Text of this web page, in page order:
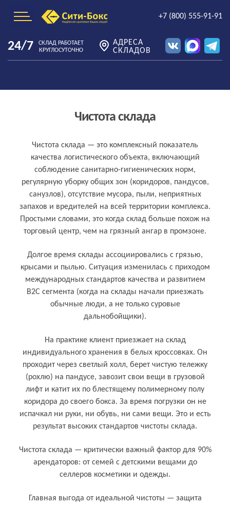
+7 (800) 555-91-91
24/7
СКЛАД РАБОТАЕТ
КРУГЛОСУТОЧНО
АДРЕСА
СКЛАДОВ
Чистота склада
Что такое чистота склада простыми
словами
Чистота склада — это комплексный показатель
качества логистического объекта, включающий
соблюдение санитарно-гигиенических норм,
регулярную уборку общих зон (коридоров, пандусов,
санузлов), отсутствие мусора, пыли, неприятных
запахов и вредителей на всей территории комплекса.
Простыми словами, это когда склад больше похож на
торговый центр, чем на грязный ангар в промзоне.
Долгое время склады ассоциировались с грязью,
крысами и пылью. Ситуация изменилась с приходом
международных стандартов качества и развитием
B2C сегмента (когда на склады начали приезжать
обычные люди, а не только суровые
дальнобойщики).
На практике клиент приезжает на склад
индивидуального хранения в белых кроссовках. Он
проходит через светлый холл, берет чистую тележку
(рохлю) на пандусе, завозит свои вещи в грузовой
лифт и катит их по блестящему полимерному полу
коридора до своего бокса. За время погрузки он не
испачкал ни руки, ни обувь, ни сами вещи. Это и есть
результат высоких стандартов чистоты склада.
Кому и для чего нужен чистота склада
Чистота склада — критически важный фактор для 90%
арендаторов: от семей с детскими вещами до
селлеров косметики и одежды.
Главная выгода от идеальной чистоты — защита